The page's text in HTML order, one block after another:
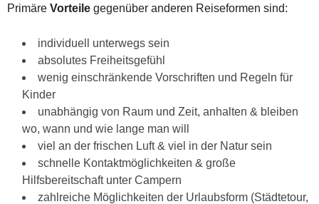
Primäre Vorteile gegenüber anderen Reiseformen sind:
individuell unterwegs sein
absolutes Freiheitsgefühl
wenig einschränkende Vorschriften und Regeln für
Kinder
unabhängig von Raum und Zeit, anhalten & bleiben
wo, wann und wie lange man will
viel an der frischen Luft & viel in der Natur sein
schnelle Kontaktmöglichkeiten & große
Hilfsbereitschaft unter Campern
zahlreiche Möglichkeiten der Urlaubsform (Städtetour,